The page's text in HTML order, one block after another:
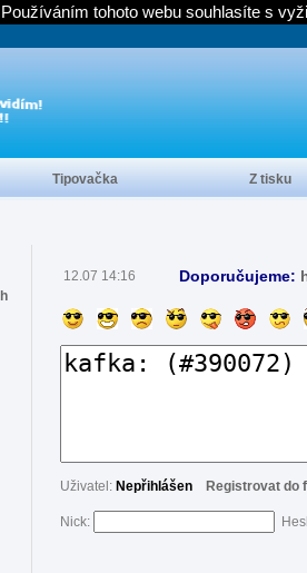
12.07 14:16 Doporučujeme:
Uživatel: Nepřihlášen Registrovat do
Nick:
Tipovačka Z tisku
Používáním tohoto webu souhlasíte s